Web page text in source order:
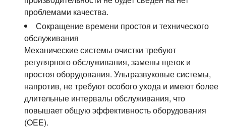
проблемами качества.
Сокращение времени простоя и технического
обслуживания
Механические системы очистки требуют
регулярного обслуживания, замены щеток и
простоя оборудования. Ультразвуковые системы,
напротив, не требуют особого ухода и имеют более
длительные интервалы обслуживания, что
повышает общую эффективность оборудования
(OEE).